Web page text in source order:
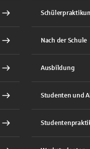
Nach der Schule
Ausbildung
Studenten und